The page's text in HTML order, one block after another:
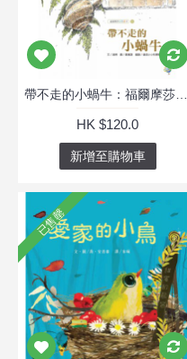
HK $120.0
新增至購物車
已售罄